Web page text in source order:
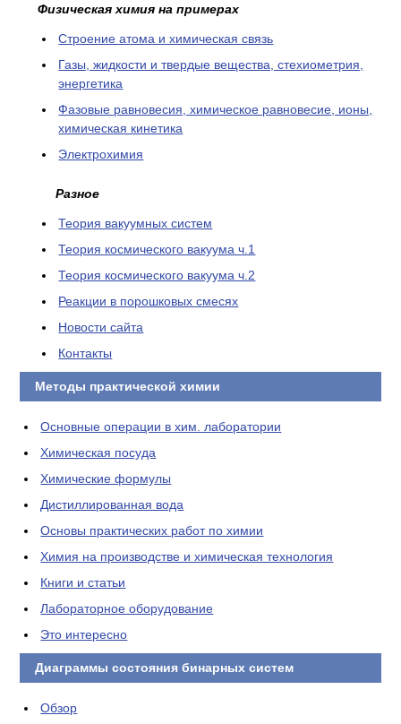
Физическая химия на примерах
Cтроение атома и химическая связь
Газы, жидкости и твердые вещества, стехиометрия,
энергетика
Фазовые равновесия, химическое равновесие, ионы,
химическая кинетика
Электрохимия
Разное
Теория вакуумных систем
Теория космического вакуума ч.1
Теория космического вакуума ч.2
Реакции в порошковых смесях
Новости сайта
Контакты
Методы практической химии
Основные операции в хим. лаборатории
Химическая посуда
Химические формулы
Дистиллированная вода
Основы практических работ по химии
Химия на производстве и химическая технология
Книги и статьи
Лабораторное оборудование
Это интересно
Диаграммы состояния бинарных систем
Обзор